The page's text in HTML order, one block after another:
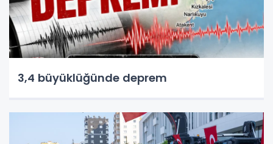
3,4 büyüklüğünde deprem